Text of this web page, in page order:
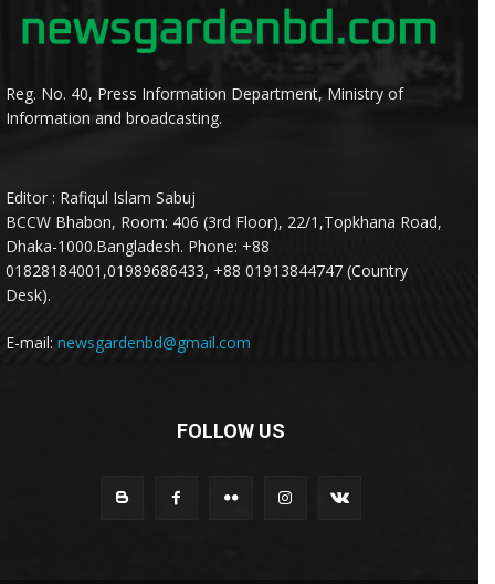
Reg. No. 40, Press Information Department, Ministry of
Information and broadcasting.
Editor : Rafiqul Islam Sabuj
BCCW Bhabon, Room: 406 (3rd Floor), 22/1,Topkhana Road,
Dhaka-1000.Bangladesh. Phone: +88
01828184001,01989686433, +88 01913844747 (Country
Desk).
E-mail: newsgardenbd@gmail.com
FOLLOW US